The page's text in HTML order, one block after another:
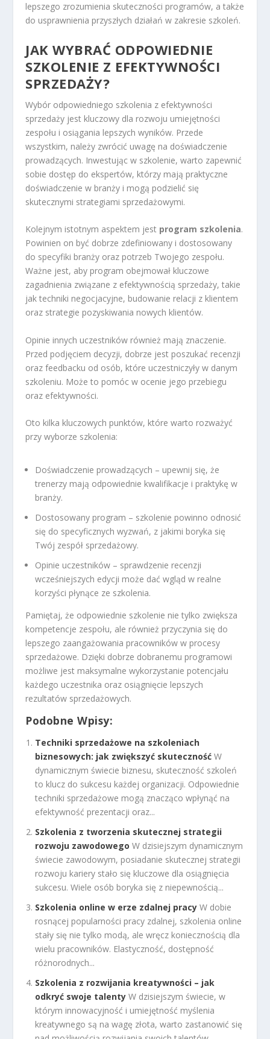
lepszego zrozumienia skuteczności programów, a także
do usprawnienia przyszłych działań w zakresie szkoleń.
JAK WYBRAĆ ODPOWIEDNIE
SZKOLENIE Z EFEKTYWNOŚCI
SPRZEDAŻY?
Wybór odpowiedniego szkolenia z efektywności
sprzedaży jest kluczowy dla rozwoju umiejętności
zespołu i osiągania lepszych wyników. Przede
wszystkim, należy zwrócić uwagę na doświadczenie
prowadzących. Inwestując w szkolenie, warto zapewnić
sobie dostęp do ekspertów, którzy mają praktyczne
doświadczenie w branży i mogą podzielić się
skutecznymi strategiami sprzedażowymi.
Kolejnym istotnym aspektem jest program szkolenia.
Powinien on być dobrze zdefiniowany i dostosowany
do specyfiki branży oraz potrzeb Twojego zespołu.
Ważne jest, aby program obejmował kluczowe
zagadnienia związane z efektywnością sprzedaży, takie
jak techniki negocjacyjne, budowanie relacji z klientem
oraz strategie pozyskiwania nowych klientów.
Opinie innych uczestników również mają znaczenie.
Przed podjęciem decyzji, dobrze jest poszukać recenzji
oraz feedbacku od osób, które uczestniczyły w danym
szkoleniu. Może to pomóc w ocenie jego przebiegu
oraz efektywności.
Oto kilka kluczowych punktów, które warto rozważyć
przy wyborze szkolenia:
Doświadczenie prowadzących – upewnij się, że
trenerzy mają odpowiednie kwalifikacje i praktykę w
branży.
Dostosowany program – szkolenie powinno odnosić
się do specyficznych wyzwań, z jakimi boryka się
Twój zespół sprzedażowy.
Opinie uczestników – sprawdzenie recenzji
wcześniejszych edycji może dać wgląd w realne
korzyści płynące ze szkolenia.
Pamiętaj, że odpowiednie szkolenie nie tylko zwiększa
kompetencje zespołu, ale również przyczynia się do
lepszego zaangażowania pracowników w procesy
sprzedażowe. Dzięki dobrze dobranemu programowi
możliwe jest maksymalne wykorzystanie potencjału
każdego uczestnika oraz osiągnięcie lepszych
rezultatów sprzedażowych.
Podobne Wpisy:
Techniki sprzedażowe na szkoleniach
biznesowych: jak zwiększyć skuteczność W
dynamicznym świecie biznesu, skuteczność szkoleń
to klucz do sukcesu każdej organizacji. Odpowiednie
techniki sprzedażowe mogą znacząco wpłynąć na
efektywność prezentacji oraz...
Szkolenia z tworzenia skutecznej strategii
rozwoju zawodowego W dzisiejszym dynamicznym
świecie zawodowym, posiadanie skutecznej strategii
rozwoju kariery stało się kluczowe dla osiągnięcia
sukcesu. Wiele osób boryka się z niepewnością...
Szkolenia online w erze zdalnej pracy W dobie
rosnącej popularności pracy zdalnej, szkolenia online
stały się nie tylko modą, ale wręcz koniecznością dla
wielu pracowników. Elastyczność, dostępność
różnorodnych...
Szkolenia z rozwijania kreatywności – jak
odkryć swoje talenty W dzisiejszym świecie, w
którym innowacyjność i umiejętność myślenia
kreatywnego są na wagę złota, warto zastanowić się